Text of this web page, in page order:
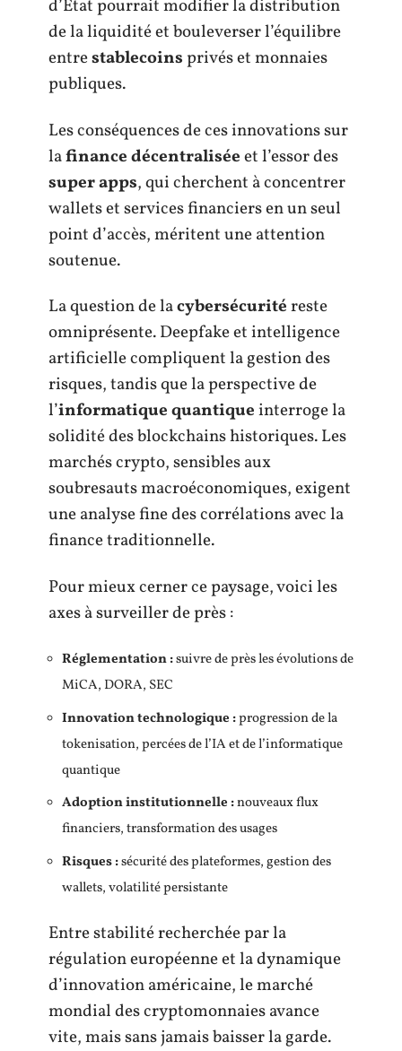
d’État pourrait modifier la distribution
de la liquidité et bouleverser l’équilibre
entrestablecoinsprivés et monnaies
publiques.
Les conséquences de ces innovations sur
lafinance décentraliséeet l’essor des
super apps, qui cherchent à concentrer
wallets et services financiers en un seul
point d’accès, méritent une attention
soutenue.
La question de lacybersécuritéreste
omniprésente. Deepfake et intelligence
artificielle compliquent la gestion des
risques, tandis que la perspective de
l’informatique quantiqueinterroge la
solidité des blockchains historiques. Les
marchés crypto, sensibles aux
soubresauts macroéconomiques, exigent
une analyse fine des corrélations avec la
finance traditionnelle.
Pour mieux cerner ce paysage, voici les
axes à surveiller de près :
Réglementation :suivre de près les évolutions de
MiCA, DORA, SEC
Innovation technologique :progression de la
tokenisation, percées de l’IA et de l’informatique
quantique
Adoption institutionnelle :nouveaux flux
financiers, transformation des usages
Risques :sécurité des plateformes, gestion des
wallets, volatilité persistante
Entre stabilité recherchée par la
régulation européenne et la dynamique
d’innovation américaine, le marché
mondial des cryptomonnaies avance
vite, mais sans jamais baisser la garde.